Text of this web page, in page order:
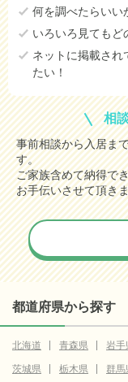
何を調べたらいい
いろいろ見てもど
ネットに掲載され
たい！
相
事前相談から入居ま
す。
ご家族含めて納得で
お手伝いさせて頂き
都道府県から探す
北海道 青森県 岩手
茨城県
栃木県 群馬